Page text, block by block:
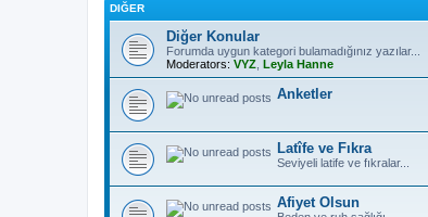
DIĞER
Diğer Konular
Forumda uygun kategori bulamadığınız yazılar...
Moderators: VYZ Leyla Hanne
Anketler
Latîfe ve Fıkra
Seviyeli latife ve fıkralar...
Afiyet Olsun